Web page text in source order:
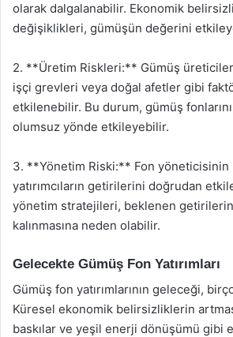
olarak dalgalanabilir. Ekonomik
değişiklikleri, gümüşün değerini
2. **Üretim Riskleri:** Gümüş
işçi grevleri veya doğal afetler gibi
etkilenebilir. Bu durum, gümüş
olumsuz yönde etkileyebilir.
3. **Yönetim Riski:** Fon yöneticisinin
yatırımcıların getirilerini doğrudan
yönetim stratejileri, beklenen getirilerin
kalınmasına neden olabilir.
Gelecekte Gümüş Fon Yatırımları
Gümüş fon yatırımlarının geleceği,
Küresel ekonomik belirsizliklerin
baskılar ve yeşil enerji dönüşümü gibi